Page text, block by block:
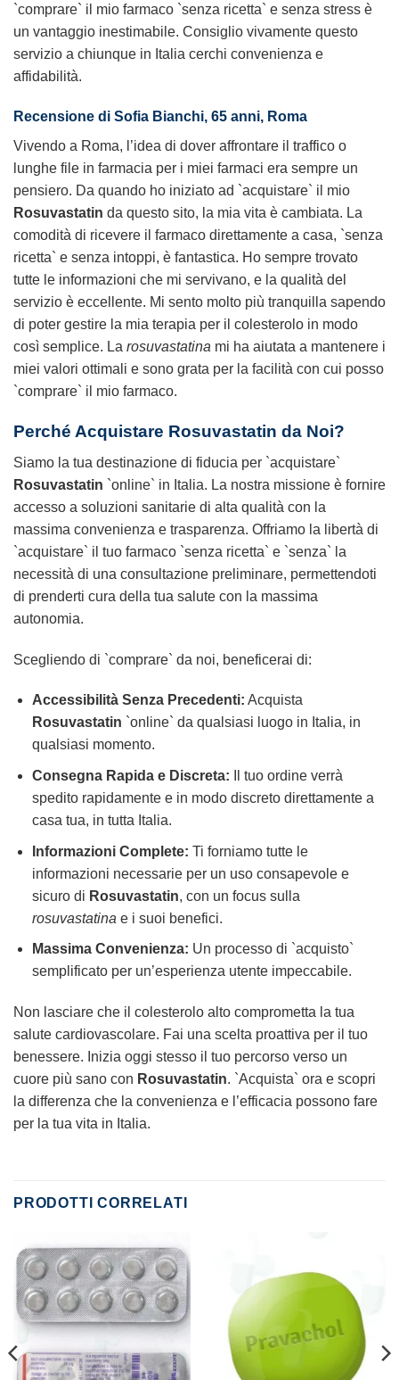
`comprare` il mio farmaco `senza ricetta` e senza stress è
un vantaggio inestimabile. Consiglio vivamente questo
servizio a chiunque in Italia cerchi convenienza e
affidabilità.
Recensione di Sofia Bianchi, 65 anni, Roma
Vivendo a Roma, l’idea di dover affrontare il traffico o
lunghe file in farmacia per i miei farmaci era sempre un
pensiero. Da quando ho iniziato ad `acquistare` il mio
Rosuvastatin da questo sito, la mia vita è cambiata. La
comodità di ricevere il farmaco direttamente a casa, `senza
ricetta` e senza intoppi, è fantastica. Ho sempre trovato
tutte le informazioni che mi servivano, e la qualità del
servizio è eccellente. Mi sento molto più tranquilla sapendo
di poter gestire la mia terapia per il colesterolo in modo
così semplice. La rosuvastatina mi ha aiutata a mantenere i
miei valori ottimali e sono grata per la facilità con cui posso
`comprare` il mio farmaco.
Perché Acquistare Rosuvastatin da Noi?
Siamo la tua destinazione di fiducia per `acquistare`
Rosuvastatin `online` in Italia. La nostra missione è fornire
accesso a soluzioni sanitarie di alta qualità con la
massima convenienza e trasparenza. Offriamo la libertà di
`acquistare` il tuo farmaco `senza ricetta` e `senza` la
necessità di una consultazione preliminare, permettendoti
di prenderti cura della tua salute con la massima
autonomia.
Scegliendo di `comprare` da noi, beneficerai di:
Accessibilità Senza Precedenti: Acquista
Rosuvastatin `online` da qualsiasi luogo in Italia, in
qualsiasi momento.
Consegna Rapida e Discreta: Il tuo ordine verrà
spedito rapidamente e in modo discreto direttamente a
casa tua, in tutta Italia.
Informazioni Complete: Ti forniamo tutte le
informazioni necessarie per un uso consapevole e
sicuro di Rosuvastatin, con un focus sulla
rosuvastatina e i suoi benefici.
Massima Convenienza: Un processo di `acquisto`
semplificato per un’esperienza utente impeccabile.
Non lasciare che il colesterolo alto comprometta la tua
salute cardiovascolare. Fai una scelta proattiva per il tuo
benessere. Inizia oggi stesso il tuo percorso verso un
cuore più sano con Rosuvastatin. `Acquista` ora e scopri
la differenza che la convenienza e l’efficacia possono fare
per la tua vita in Italia.
PRODOTTI CORRELATI